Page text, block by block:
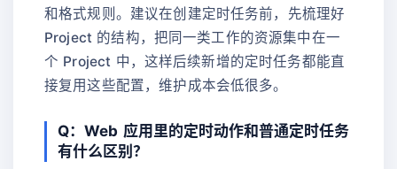
和格式规则。建议在创建定时任务前，先梳理好
Project 的结构，把同一类工作的资源集中在一
个 Project 中，这样后续新增的定时任务都能直
接复用这些配置，维护成本会低很多。
Q：Web 应用里的定时动作和普通定时任务
有什么区别？